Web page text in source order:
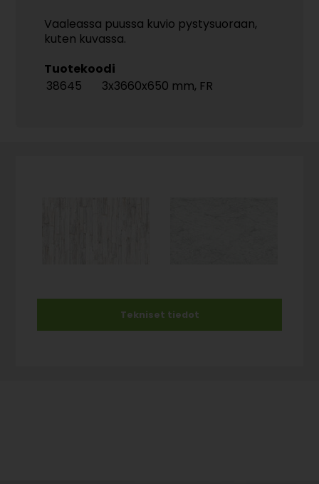
Vaaleassa puussa kuvio pystysuoraan,
kuten kuvassa.
Tuotekoodi
38645
3x3660x650 mm, FR
Tekniset tiedot